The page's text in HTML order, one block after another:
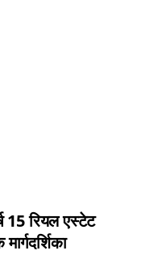
15 रियल एस्टेट